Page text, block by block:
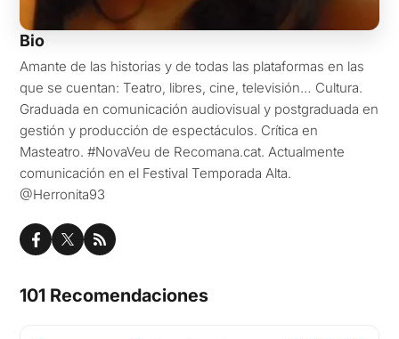
Bio
Amante de las historias y de todas las plataformas en las
que se cuentan: Teatro, libres, cine, televisión… Cultura.
Graduada en comunicación audiovisual y postgraduada en
gestión y producción de espectáculos. Crítica en
Masteatro. #NovaVeu de Recomana.cat. Actualmente
comunicación en el Festival Temporada Alta.
@Herronita93
101 Recomendaciones